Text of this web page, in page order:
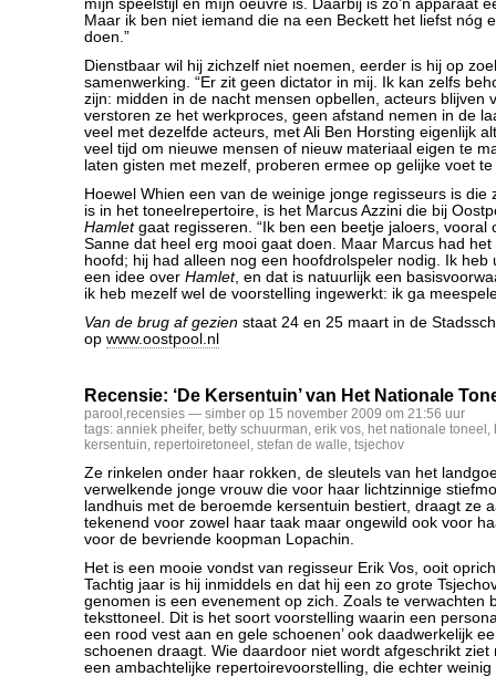
míjn speelstijl en míjn oeuvre is. Daarbij is zo’n apparaat
Maar ik ben niet iemand die na een Beckett het liefst nóg
doen.”
Dienstbaar wil hij zichzelf niet noemen, eerder is hij op
samenwerking. “Er zit geen dictator in mij. Ik kan zelfs
zijn: midden in de nacht mensen opbellen, acteurs blijven
verstoren ze het werkproces, geen afstand nemen in de
veel met dezelfde acteurs, met Ali Ben Horsting eigenlijk
veel tijd om nieuwe mensen of nieuw materiaal eigen te
laten gisten met mezelf, proberen ermee op gelijke voet te
Hoewel Whien een van de weinige jonge regisseurs is die
is in het toneelrepertoire, is het Marcus Azzini die bij
Hamletgaat regisseren. “Ik ben een beetje jaloers, vooral
Sanne dat heel erg mooi gaat doen. Maar Marcus had
hoofd; hij had alleen nog een hoofdrolspeler nodig. Ik heb
een idee over Hamlet, en dat is natuurlijk een
ik heb mezelf wel de voorstelling ingewerkt: ik ga
Van de brug af gezien staat 24 en 25 maart in de
op www.oostpool.nl
Recensie: ‘De Kersentuin’ van Het Nationale
parool ,recensies — simber op 15 november 2009 om 21:56 uur
tags: anniek pheifer, betty schuurman, erik vos, het nationale toneel ,
kersentuin, repertoiretoneel , stefan de walle, tsjechov
Ze rinkelen onder haar rokken, de sleutels van het
verwelkende jonge vrouw die voor haar lichtzinnige
landhuis met de beroemde kersentuin bestiert, draagt ze
tekenend voor zowel haar taak maar ongewild ook voor
voor de bevriende koopman Lopachin.
Het is een mooie vondst van regisseur Erik Vos, ooit
Tachtig jaar is hij inmiddels en dat hij een zo grote
genomen is een evenement op zich. Zoals te verwachten
teksttoneel. Dit is het soort voorstelling waarin een
een rood vest aan en gele schoenen’ ook daadwerkelijk
schoenen draagt. Wie daardoor niet wordt afgeschrikt ziet
een ambachtelijke repertoirevoorstelling, die echter